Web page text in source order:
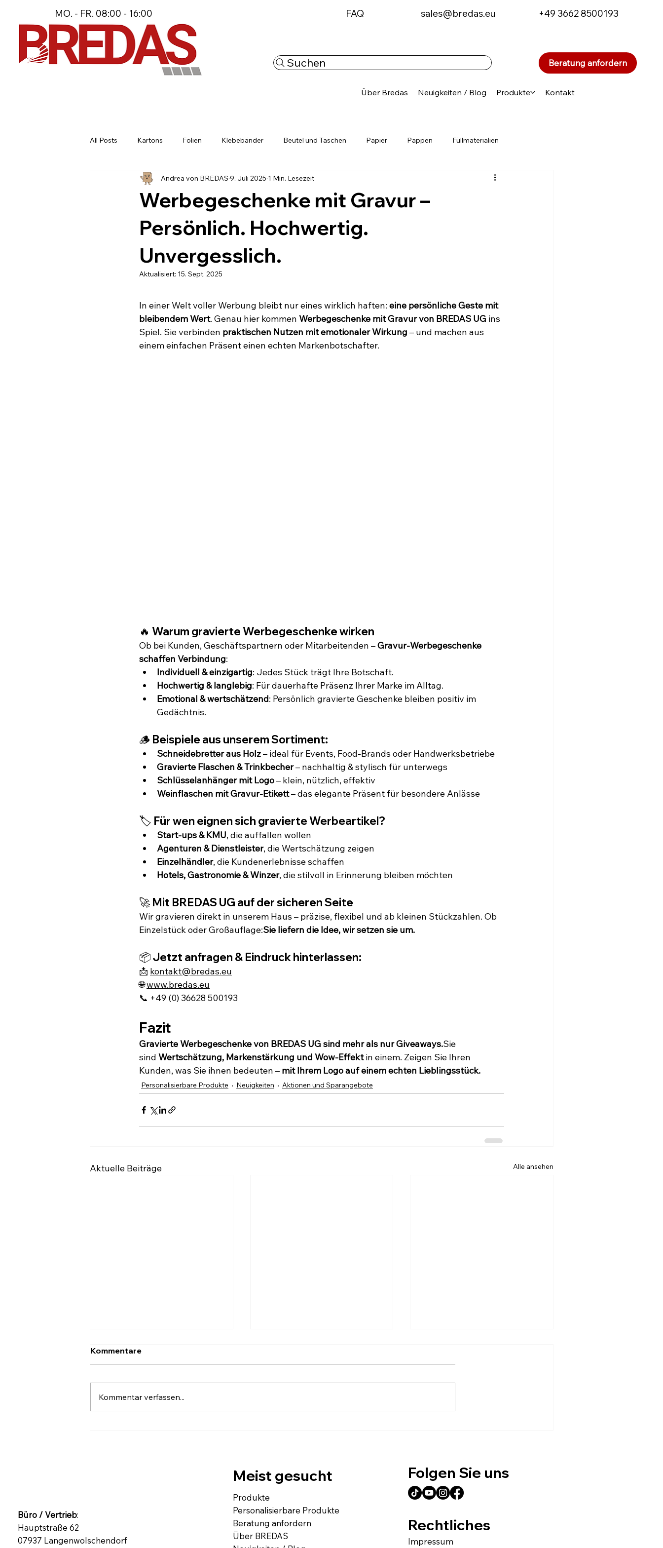
MO. - FR. 08:00 - 16:00
Über Bredas Neuigkeiten / Blog Produkte Kontakt
FAQ
Suchen
sales@bredas.eu +49 3662 8500193
Beratung anfordern
All Posts Kartons Folien Klebebänder Beutel und Taschen Papier Pappen Füllmaterialien
Stanzteile und Spezialmaterial Ladungssicherung Personalisierbare Produkte Aktionen und Sparangebote
Maßgeschneiderte Verpackungslösunge Verpackung regional entdecken
Werbegeschenke mit Gravur –
Persönlich. Hochwertig.
Unvergesslich.
Andrea von BREDAS 9. Juli 2025 1 Min. Lesezeit
Aktualisiert: 15. Sept. 2025
In einer Welt voller Werbung bleibt nur eines wirklich haften: eine persönliche Geste mit
bleibendem Wert. Genau hier kommen Werbegeschenke mit Gravur von BREDAS UG ins
Spiel. Sie verbinden praktischen Nutzen mit emotionaler Wirkung – und machen aus
einem einfachen Präsent einen echten Markenbotschafter.
🔥 Warum gravierte Werbegeschenke wirken
Ob bei Kunden, Geschäftspartnern oder Mitarbeitenden – Gravur-Werbegeschenke
schaffen Verbindung:
Individuell & einzigartig: Jedes Stück trägt Ihre Botschaft.
Hochwertig & langlebig: Für dauerhafte Präsenz Ihrer Marke im Alltag.
Emotional & wertschätzend: Persönlich gravierte Geschenke bleiben positiv im
Gedächtnis.
🪵 Beispiele aus unserem Sortiment:
Schneidebretter aus Holz – ideal für Events, Food-Brands oder Handwerksbetriebe
Gravierte Flaschen & Trinkbecher – nachhaltig & stylisch für unterwegs
Schlüsselanhänger mit Logo – klein, nützlich, effektiv
Weinflaschen mit Gravur-Etikett – das elegante Präsent für besondere Anlässe
🏷️ Für wen eignen sich gravierte Werbeartikel?
Start-ups & KMU, die auffallen wollen
Agenturen & Dienstleister, die Wertschätzung zeigen
Einzelhändler, die Kundenerlebnisse schaffen
Hotels, Gastronomie & Winzer, die stilvoll in Erinnerung bleiben möchten
🚀 Mit BREDAS UG auf der sicheren Seite
Wir gravieren direkt in unserem Haus – präzise, flexibel und ab kleinen Stückzahlen. Ob
Einzelstück oder Großauflage:Sie liefern die Idee, wir setzen sie um.
📦 Jetzt anfragen & Eindruck hinterlassen:
📩 kontakt@bredas.eu
🌐 www.bredas.eu
📞 +49 (0) 36628 500193
Fazit
Gravierte Werbegeschenke von BREDAS UG sind mehr als nur Giveaways.Sie
sind Wertschätzung, Markenstärkung und Wow-Effekt in einem. Zeigen Sie Ihren
Kunden, was Sie ihnen bedeuten – mit Ihrem Logo auf einem echten Lieblingsstück.
Personalisierbare Produkte Neuigkeiten Aktionen und Sparangebote
Aktuelle Beiträge Alle ansehen
Kommentare
Kommentar verfassen...
Meist gesucht
Produkte
Personalisierbare Produkte
Beratung anfordern
Über BREDAS
Folgen Sie uns
Büro / Vertrieb:
Hauptstraße 62
07937 Langenwolschendorf
Rechtliches
Impressum